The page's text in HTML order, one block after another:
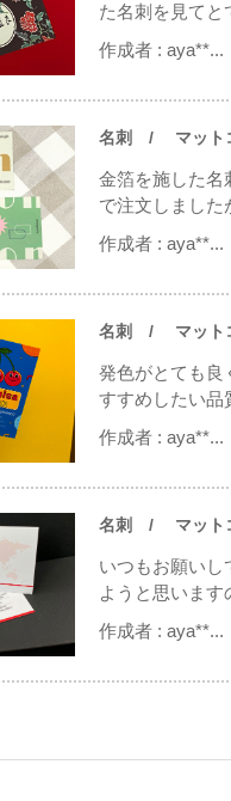
た名刺を見てと
作成者 : aya**...
名刺 / マットコ
金箔を施した名
で注文しました
作成者 : aya**...
名刺 / マットコ
発色がとても良
すすめしたい品
作成者 : aya**...
名刺 / マットコ
いつもお願いし
ようと思います
作成者 : aya**...